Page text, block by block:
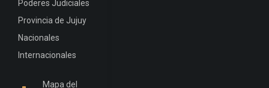
Poderes Judiciales
Provincia de Jujuy
Nacionales
Internacionales
Mapa del